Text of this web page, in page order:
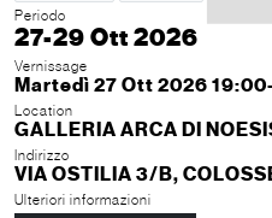
Periodo
27-29 Ott 2026
Vernissage
Martedì 27 Ott 2026
Location
GALLERIA ARCA DI
Indirizzo
VIA OSTILIA 3/B,
Ulteriori informazioni